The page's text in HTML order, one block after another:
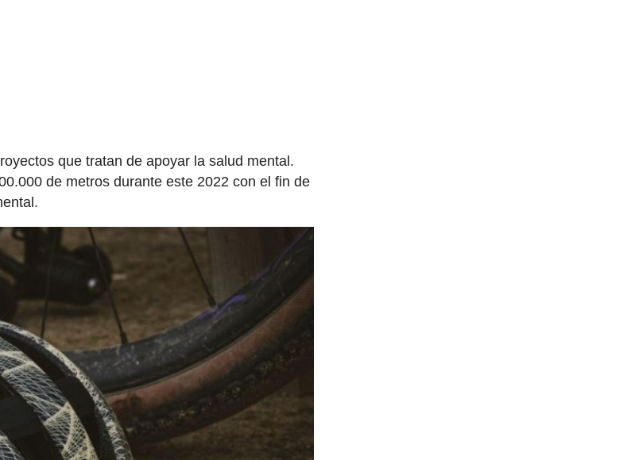
que tratan de apoyar la salud mental.
de metros durante este 2022 con el fin de